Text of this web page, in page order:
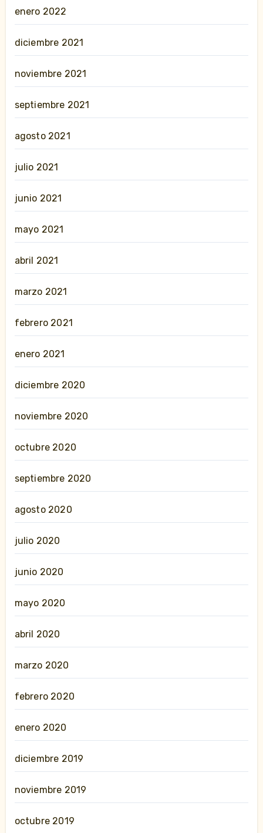
enero 2022
diciembre 2021
noviembre 2021
septiembre 2021
agosto 2021
julio 2021
junio 2021
mayo 2021
abril 2021
marzo 2021
febrero 2021
enero 2021
diciembre 2020
noviembre 2020
octubre 2020
septiembre 2020
agosto 2020
julio 2020
junio 2020
mayo 2020
abril 2020
marzo 2020
febrero 2020
enero 2020
diciembre 2019
noviembre 2019
octubre 2019